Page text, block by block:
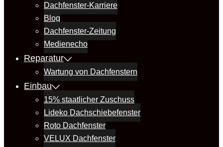
Dachfenster-Karriere
Blog
Dachfenster-Zeitung
Medienecho
Reparatur
Wartung von Dachfenstern
Einbau
15% staatlicher Zuschuss
Lideko Dachschiebefenster
Roto Dachfenster
VELUX Dachfenster